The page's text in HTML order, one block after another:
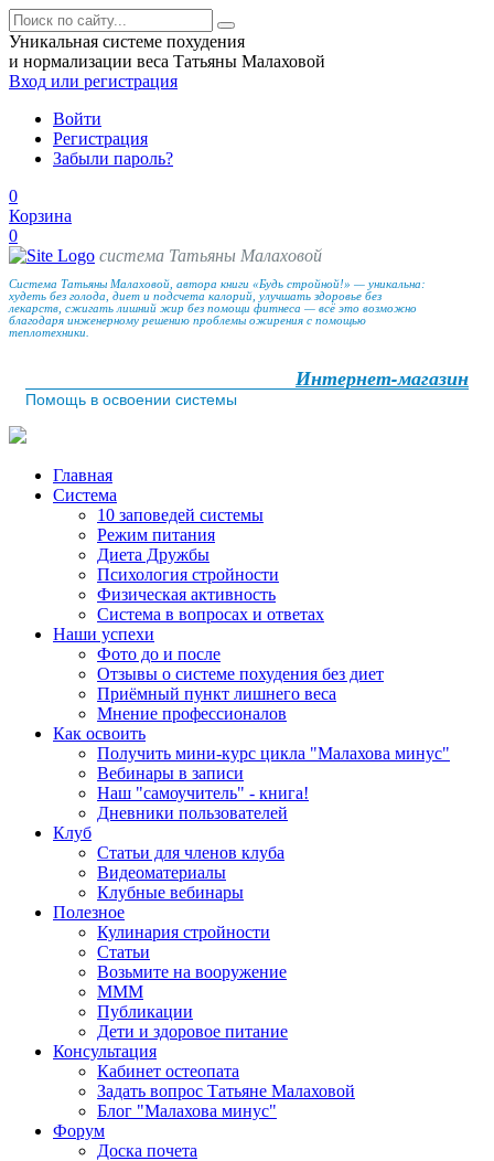
Уникальная системе похудения
и нормализации веса Татьяны Малаховой
Вход или регистрация
Войти
Регистрация
Забыли пароль?
0
Корзина
0
система Татьяны Малаховой
Система Татьяны Малаховой, автора книги «Будь стройной!» — уникальна:
худеть без голода, диет и подсчета калорий, улучшать здоровье без
лекарств, сжигать лишний жир без помощи фитнеса — всё это возможно
благодаря инженерному решению проблемы ожирения с помощью
теплотехники.
Интернет-магазин
Помощь в освоении системы
Главная
Система
10 заповедей системы
Режим питания
Диета Дружбы
Психология стройности
Физическая активность
Система в вопросах и ответах
Наши успехи
Фото до и после
Отзывы о системе похудения без диет
Приёмный пункт лишнего веса
Мнение профессионалов
Как освоить
Получить мини-курс цикла "Малахова минус"
Вебинары в записи
Наш "самоучитель" - книга!
Дневники пользователей
Клуб
Статьи для членов клуба
Видеоматериалы
Клубные вебинары
Полезное
Кулинария стройности
Статьи
Возьмите на вооружение
МММ
Публикации
Дети и здоровое питание
Консультация
Кабинет остеопата
Задать вопрос Татьяне Малаховой
Блог "Малахова минус"
Форум
Доска почета